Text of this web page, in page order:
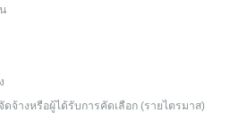
จ้างหรือผู้ได้รับการคัดเลือก (รายไตรมาส)